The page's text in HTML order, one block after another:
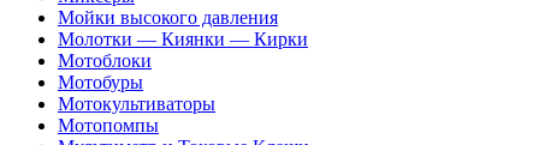
Мойки высокого давления
Молотки — Киянки — Кирки
Мотоблоки
Мотобуры
Мотокультиваторы
Мотопомпы